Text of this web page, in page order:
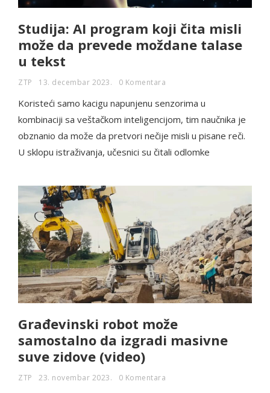
Studija: AI program koji čita misli
može da prevede moždane talase
u tekst
ZTP 13. decembar 2023. 0 Komentara
Koristeći samo kacigu napunjenu senzorima u
kombinaciji sa veštačkom inteligencijom, tim naučnika je
obznanio da može da pretvori nečije misli u pisane reči.
U sklopu istraživanja, učesnici su čitali odlomke
Građevinski robot može
samostalno da izgradi masivne
suve zidove (video)
ZTP 23. novembar 2023. 0 Komentara